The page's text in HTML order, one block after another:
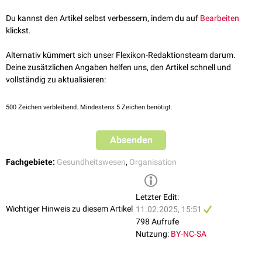
Du kannst den Artikel selbst verbessern, indem du auf Bearbeiten
klickst.
Alternativ kümmert sich unser Flexikon-Redaktionsteam darum.
Deine zusätzlichen Angaben helfen uns, den Artikel schnell und
vollständig zu aktualisieren:
500 Zeichen verbleibend. Mindestens 5 Zeichen benötigt.
Absenden
Fachgebiete: Gesundheitswesen, Organisation
Wichtiger Hinweis zu diesem Artikel
Letzter Edit:
11.02.2025, 15:51
798 Aufrufe
Nutzung: BY-NC-SA